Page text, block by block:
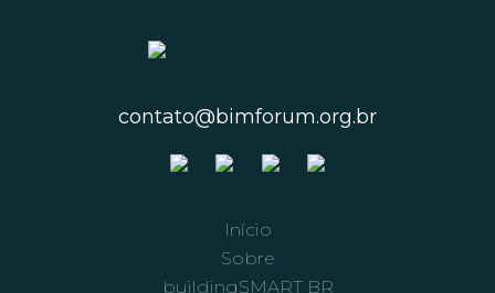
contato@bimforum.org.br
Início
Sobre
buildingSMART BR